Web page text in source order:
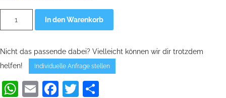
Maxxis
Razr2
7-
10
für
Segway
x2
In den Warenkorb
Nicht das passende dabei? Vielleicht können wir dir trotzdem
helfen!
Individuelle Anfrage stellen
WhatsApp
EmailFacebook
Twitter